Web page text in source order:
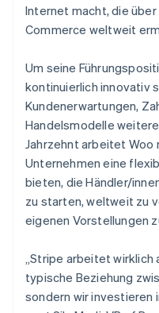
Internet macht, die
Commerce weltweit
Um seine
kontinuierlich innovativ
Kundenerwartungen,
Handelsmodelle
Jahrzehnt arbeitet Woo
Unternehmen eine
bieten, die Händler/
zu starten, weltweit zu
eigenen Vorstellungen
„Stripe arbeitet wirklich
typische Beziehung
sondern wir investieren